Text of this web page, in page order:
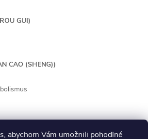
abychom Vám umožnili pohodlné
GUI)
CAO (SHENG))